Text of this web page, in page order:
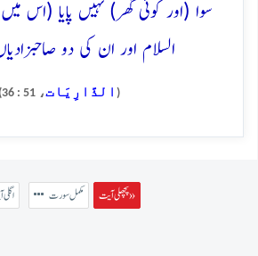
سوا (اور کوئی گھر) نہیں پایا (اس
السلام اور ان کی دو
( الذَّارِيَات، 51 : 36)
پچھلی آیت » مکمل سورت «